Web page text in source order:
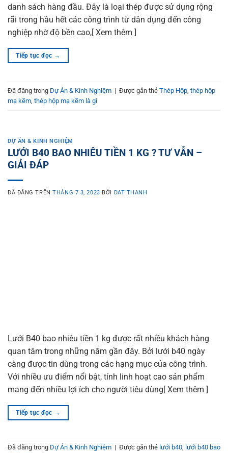
danh sách hàng đầu. Đây là loại thép được sử dụng rộng
rãi trong hầu hết các công trình từ dân dụng đến công
nghiệp nhờ độ bền cao,[ Xem thêm ]
Tiếp tục đọc →
Đã đăng trong Dự Án & Kinh Nghiệm | Được gắn thẻ Thép Hộp thép hộp
mạ kẽm thép hộp mạ kẽm là gì
DỰ ÁN & KINH NGHIỆM
LƯỚI B40 BAO NHIÊU TIỀN 1 KG ? TƯ VẪN –
GIẢI ĐÁP
ĐÃ ĐĂNG TRÊNTHÁNG 7 3, 2023 BỞI DAT THANH
Lưới B40 bao nhiêu tiền 1 kg được rất nhiều khách hàng
quan tâm trong những năm gần đây. Bởi lưới b40 ngày
càng được tin dùng trong các hạng mục của công trình.
Với nhiều ưu điểm nổi bật, tính linh hoạt cao sản phẩm
mang đến nhiều lợi ích cho người tiêu dùng[ Xem thêm ]
Tiếp tục đọc →
Đã đăng trong Dự Án & Kinh Nghiệm | Được gắn thẻ lưới b40, lưới b40 bao